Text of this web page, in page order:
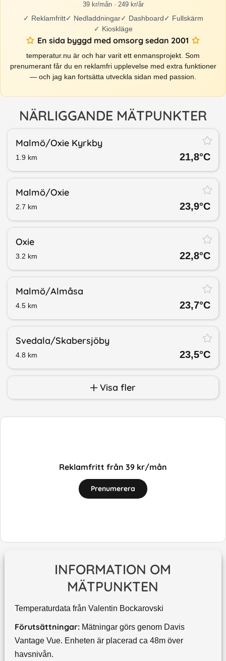
39 kr/mån · 249 kr/år
✓ Reklamfritt✓ Nedladdningar✓ Dashboard✓ Fullskärm
✓ Kioskläge
En sida byggd med omsorg sedan 2001
temperatur.nu är och har varit ett enmansprojekt. Som
prenumerant får du en reklamfri upplevelse med extra funktioner
— och jag kan fortsätta utveckla sidan med passion.
NÄRLIGGANDE MÄTPUNKTER
Malmö/​Oxie Kyrkby
1.9 km 21,8°C
Malmö/​Oxie
2.7 km 23,9°C
Oxie
3.2 km 22,8°C
Malmö/​Almåsa
4.5 km 23,7°C
Svedala/​Skabersjöby
4.8 km 23,5°C
Visa fler
Reklamfritt från 39 kr/mån
Prenumerera
INFORMATION OM
MÄTPUNKTEN
Temperaturdata från Valentin Bockarovski
Förutsättningar: Mätningar görs genom Davis
Vantage Vue. Enheten är placerad ca 48m över
havsnivån.